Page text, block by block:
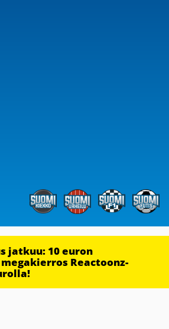
jatkuu: 10 euron
Reactoonz-